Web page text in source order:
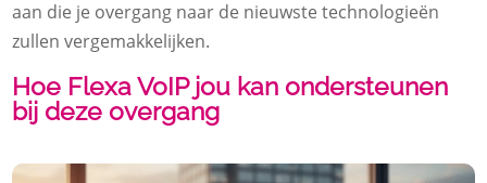
aan die je overgang naar de nieuwste technologieën
zullen vergemakkelijken.
Hoe Flexa VoIP jou kan ondersteunen
bij deze overgang